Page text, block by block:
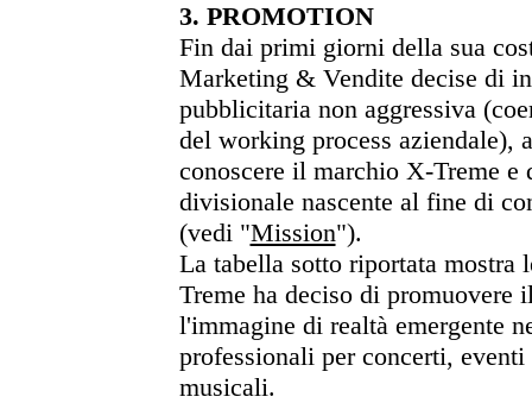
3. PROMOTION
Fin dai primi giorni della sua
Marketing & Vendite decise di
pubblicitaria non aggressiva
del working process aziendale),
conoscere il marchio X-Treme
divisionale nascente al fine di
(vedi "Mission").
La tabella sotto riportata
Treme ha deciso di promuovere
l'immagine di realtà emergente
professionali per concerti, eventi
musicali.